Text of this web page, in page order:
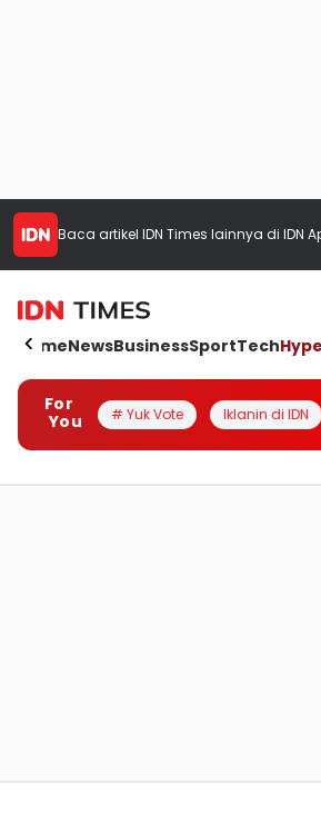
Baca artikel IDN Times lainnya di IDN
HomeNewsBusinessSportTechHype
For
You
# Yuk Vote Iklanin di IDN